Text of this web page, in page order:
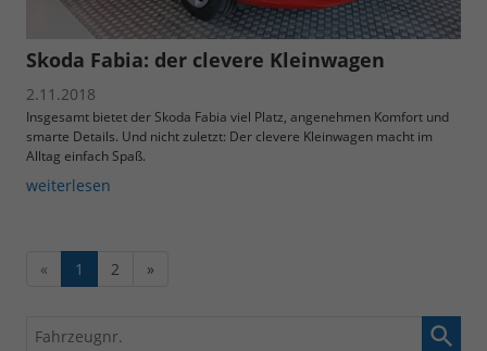
Skoda Fabia: der clevere Kleinwagen
2.11.2018
Insgesamt bietet der Skoda Fabia viel Platz, angenehmen Komfort und
smarte Details. Und nicht zuletzt: Der clevere Kleinwagen macht im
Alltag einfach Spaß.
weiterlesen
« 1 2 »
Fahrzeugnr.